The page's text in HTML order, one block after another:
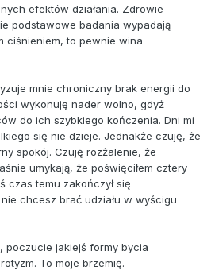
efektów działania. Zdrowie
podstawowe badania wypadają
ciśnieniem, to pewnie wina
mnie chroniczny brak energii do
wykonuję nader wolno, gdyż
do ich szybkiego kończenia. Dni mi
się nie dzieje. Jednakże czuję, że
spokój. Czuję rozżalenie, że
umykają, że poświęciłem cztery
czas temu zakończył się
chcesz brać udziału w wyścigu
poczucie jakiejś formy bycia
To moje brzemię.